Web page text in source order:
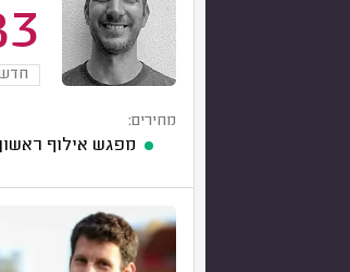
מחירים:
מפגש אילוף